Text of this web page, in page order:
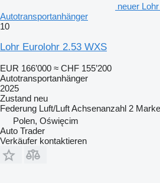
neuer
Autotransportanhänger
10
Lohr Eurolohr 2.53 WXS
EUR 166’000 ≈ CHF 155’200
Autotransportanhänger
2025
Zustand neu
Federung Luft/LuftAchsenanzahl 2
Polen, Oświęcim
Auto Trader
Verkäufer kontaktieren